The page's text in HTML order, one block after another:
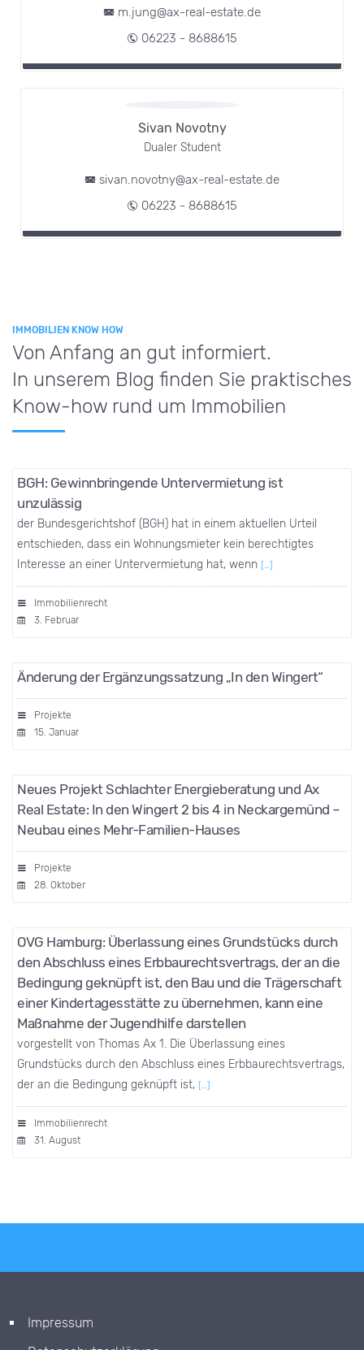
m.jung@ax-real-estate.de
06223 - 8688615
Sivan Novotny
Dualer Student
sivan.novotny@ax-real-estate.de
06223 - 8688615
IMMOBILIEN KNOW HOW
Von Anfang an gut informiert.
In unserem Blog finden Sie praktisches
Know-how rund um Immobilien
BGH: Gewinnbringende Untervermietung ist
unzulässig
der Bundesgerichtshof (BGH) hat in einem aktuellen Urteil
entschieden, dass ein Wohnungsmieter kein berechtigtes
Interesse an einer Untervermietung hat, wenn […]
Immobilienrecht
3. Februar
Änderung der Ergänzungssatzung „In den Wingert“
Projekte
15. Januar
Neues Projekt Schlachter Energieberatung und Ax
Real Estate: In den Wingert 2 bis 4 in Neckargemünd –
Neubau eines Mehr-Familien-Hauses
Projekte
28. Oktober
OVG Hamburg: Überlassung eines Grundstücks durch
den Abschluss eines Erbbaurechtsvertrags, der an die
Bedingung geknüpft ist, den Bau und die Trägerschaft
einer Kindertagesstätte zu übernehmen, kann eine
Maßnahme der Jugendhilfe darstellen
vorgestellt von Thomas Ax 1. Die Überlassung eines
Grundstücks durch den Abschluss eines Erbbaurechtsvertrags,
der an die Bedingung geknüpft ist, […]
Immobilienrecht
31. August
Impressum